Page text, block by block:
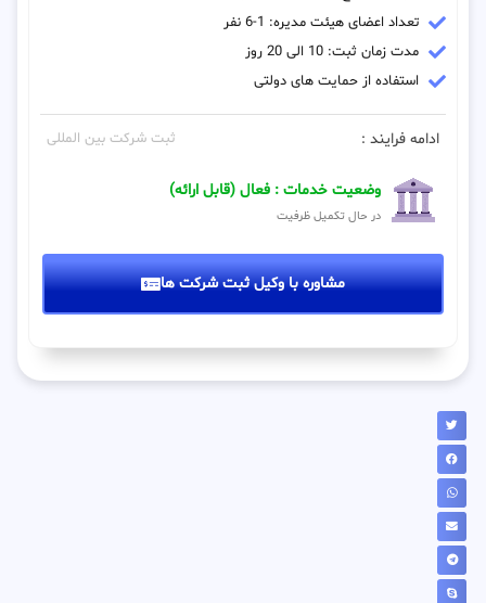
تعداد اعضای هیئت مدیره: 1-6 نفر
مدت زمان ثبت: 10 الی 20 روز
استفاده از حمایت های دولتی
ادامه فرایند : ثبت شرکت بین المللی
وضعیت خدمات : فعال (قابل ارائه)
در حال تکمیل ظرفیت
مشاوره با وکیل ثبت شرکت ها